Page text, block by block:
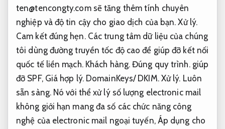
ten@tencongty.comsẽ tăng thêm tính chuyên
nghiệp và độ tin cậy cho giao dịch của bạn.Xử lý.
Cam kết đúng hẹn.Các trung tâm dữ liệu của chúng
tôi dùng đường truyền tốc độ cao để giúp đỡ kết nối
quốc tế liền mạch. Khách hàng. Đúng quy trình.giúp
đỡ SPF, Giá hợp lý.DomainKeys/ DKIM. Xử lý. Luôn
sẵn sàng.Nó với thể xử lý số lượng electronic mail
không giới hạn mang đa số các chức năng công
nghệ của electronic mail ngoại tuyến, Áp dụng cho